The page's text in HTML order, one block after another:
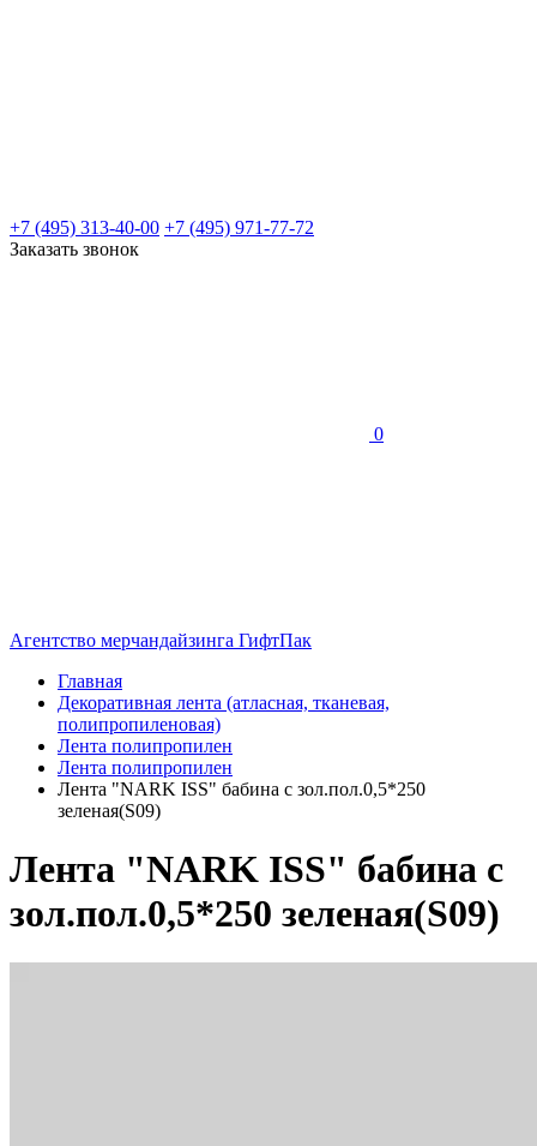
+7 (495) 313-40-00 +7 (495) 971-77-72
Заказать звонок
0
Агентство мерчандайзинга ГифтПак
Главная
Декоративная лента (атласная, тканевая,
полипропиленовая)
Лента полипропилен
Лента полипропилен
Лента "NARK ISS" бабина с зол.пол.0,5*250
зеленая(S09)
Лента "NARK ISS" бабина с
зол.пол.0,5*250 зеленая(S09)